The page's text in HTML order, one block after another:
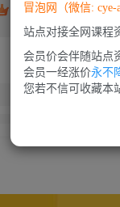
VIP会员 免费
冒泡网（微信: cye-
站点对接全网课程
会员价会伴随站点
会员一经涨价永不
您若不信可收藏本